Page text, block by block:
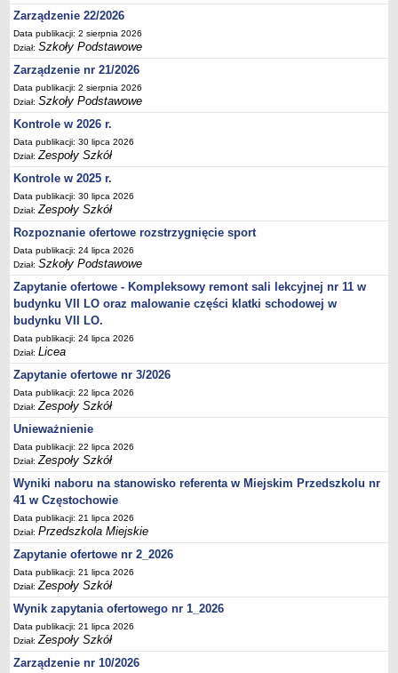
PORADNIE PSYCHOLOGICZNO-PEDAGOGICZNE
Zespół Poradni
BIURO FINANSÓW OŚWIATY
Dane podstawowe
Statut
Majątek
Ogłoszenia
Zarządzenia
Rejestry, ewidencje, archiwa
Kontrole
PONOWNE WYKORZYSTYWANIE
Sprawozdania
Deklaracja dostępności
DEKLARACJA DOSTĘPNOŚCI
OŚWIADCZENIA MAJĄTKOWE
PONOWNE WYKORZYSTYWANIE
UDOSTĘPNIANIE INFORMACJI PUBLICZNEJ
OCHRONA DANYCH OSOBOWYCH
Zarządzenie 22/2026
Data publikacji: 2 sierpnia 2026
Dział:Szkoły Podstawowe
Zarządzenie nr 21/2026
Data publikacji: 2 sierpnia 2026
Dział:Szkoły Podstawowe
Kontrole w 2026 r.
Data publikacji: 30 lipca 2026
Dział:Zespoły Szkół
Kontrole w 2025 r.
Data publikacji: 30 lipca 2026
Dział:Zespoły Szkół
Rozpoznanie ofertowe rozstrzygnięcie sport
Data publikacji: 24 lipca 2026
Dział:Szkoły Podstawowe
Zapytanie ofertowe - Kompleksowy remont sali lekcyjnej nr 11 w
budynku VII LO oraz malowanie części klatki schodowej w
budynku VII LO.
Data publikacji: 24 lipca 2026
Dział:Licea
Zapytanie ofertowe nr 3/2026
Data publikacji: 22 lipca 2026
Dział:Zespoły Szkół
Unieważnienie
Data publikacji: 22 lipca 2026
Dział:Zespoły Szkół
Wyniki naboru na stanowisko referenta w Miejskim Przedszkolu nr
41 w Częstochowie
Data publikacji: 21 lipca 2026
Dział:Przedszkola Miejskie
Zapytanie ofertowe nr 2_2026
Data publikacji: 21 lipca 2026
Dział:Zespoły Szkół
Wynik zapytania ofertowego nr 1_2026
Data publikacji: 21 lipca 2026
Dział:Zespoły Szkół
Zarządzenie nr 10/2026